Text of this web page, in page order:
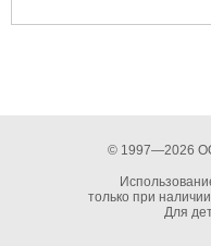
© 1997—2026
только при
Для